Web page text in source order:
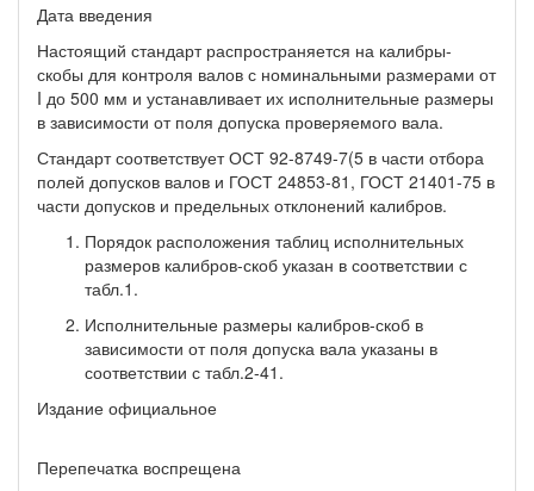
Дата введения
Настоящий стандарт распространяется на калибры-
скобы для контроля валов с номинальными размерами от
I до 500 мм и устанавли­вает их исполнительные размеры
в зависимости от поля допуска прове­ряемого вала.
Стандарт соответствует ОСТ 92-8749-7(5 в части отбора
полей допусков валов и ГОСТ 24853-81, ГОСТ 21401-75 в
части допусков и предельных отклонений калибров.
Порядок расположения таблиц исполнительных
размеров ка­либров-скоб указан в соответствии с
табл.1.
Исполнительные размеры калибров-скоб в
зависимости от поля допуска вала указаны в
соответствии с табл.2-41.
Издание официальное
Перепечатка воспрещена